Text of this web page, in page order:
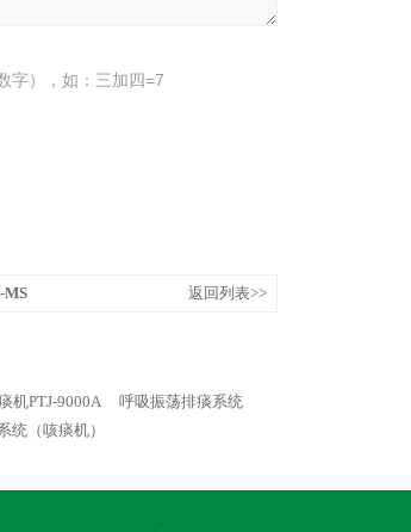
字），如：三加四=7
MS 返回列表>>
机PTJ-9000A
呼吸振荡排痰系统
统（咳痰机）